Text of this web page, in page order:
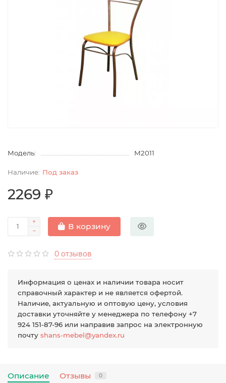
Модель: М2011
Под заказ
2269 ₽
В корзину
0 отзывов
Информация о ценах и наличии товара носит
справочный характер и не является офертой.
Наличие, актуальную и оптовую цену, условия
доставки уточняйте у менеджера по телефону +7
924 151-87-96 или направив запрос на электронную
почту shans-mebel@yandex.ru
Описание Отзывы 0